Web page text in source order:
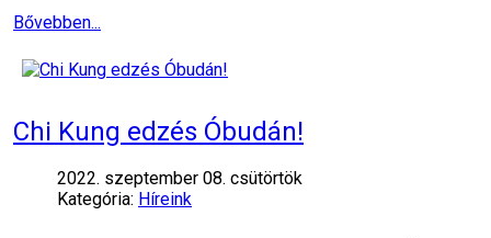
Bővebben...
Chi Kung edzés Óbudán!
2022. szeptember 08. csütörtök
Kategória: Híreink